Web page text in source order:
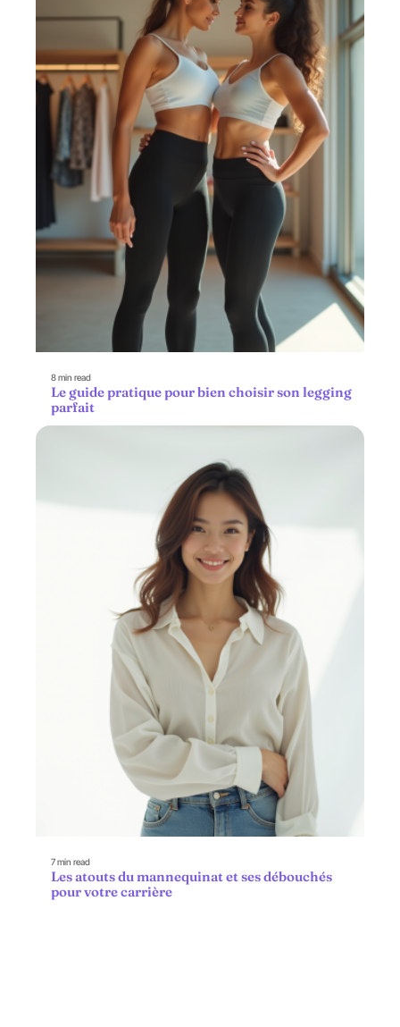
8 min read
Le guide pratique pour bien choisir son legging
parfait
7 min read
Les atouts du mannequinat et ses débouchés
pour votre carrière